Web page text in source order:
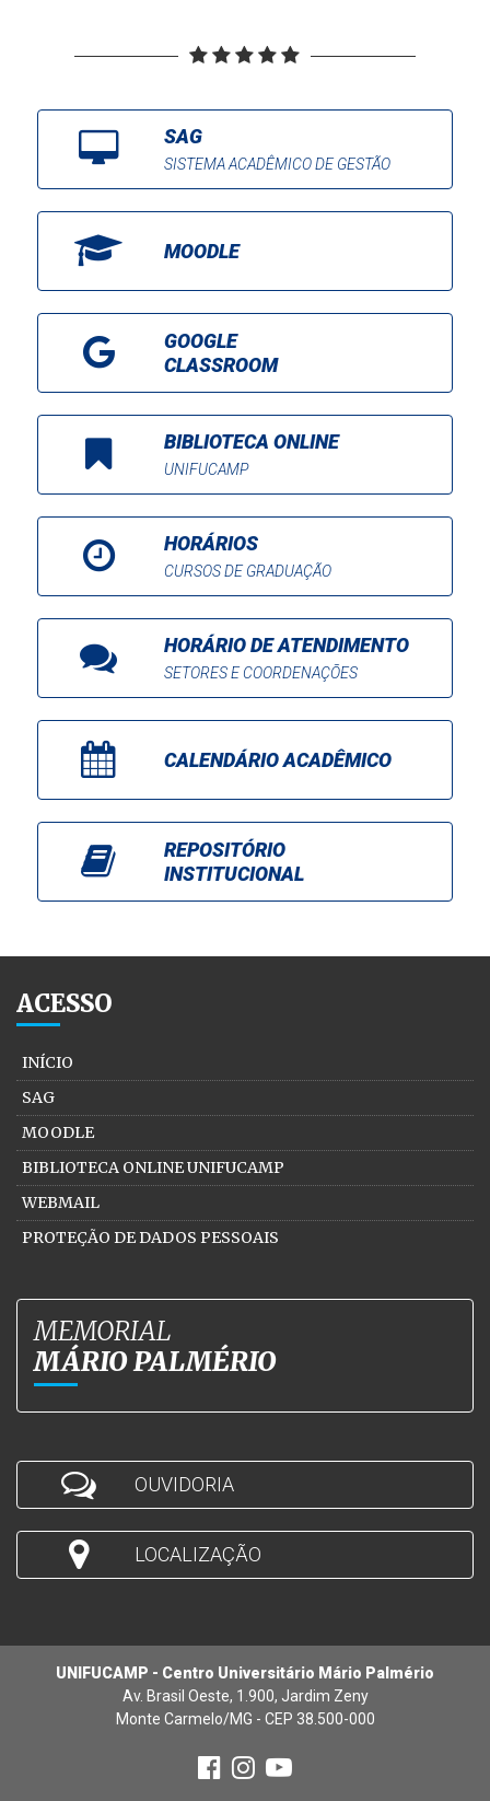
SAG
SISTEMA ACADÊMICO DE GESTÃO
MOODLE
GOOGLE
CLASSROOM
BIBLIOTECA ONLINE
UNIFUCAMP
HORÁRIOS
CURSOS DE GRADUAÇÃO
HORÁRIO DE ATENDIMENTO
SETORES E COORDENAÇÕES
CALENDÁRIO ACADÊMICO
REPOSITÓRIO
INSTITUCIONAL
ACESSO
INÍCIO
SAG
MOODLE
BIBLIOTECA ONLINE UNIFUCAMP
WEBMAIL
PROTEÇÃO DE DADOS PESSOAIS
MEMORIAL
MÁRIO PALMÉRIO
OUVIDORIA
LOCALIZAÇÃO
UNIFUCAMP - Centro Universitário Mário Palmério
Av. Brasil Oeste, 1.900, Jardim Zeny
Monte Carmelo/MG - CEP 38.500-000